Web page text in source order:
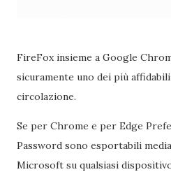
FireFox insieme a Google
sicuramente uno dei più
circolazione.
Se per Chrome e per Edge
Password sono esportabili
Microsoft su qualsiasi